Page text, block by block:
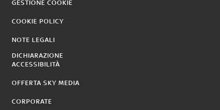
GESTIONE COOKIE
COOKIE POLICY
NOTE LEGALI
DICHIARAZIONE
ACCESSIBILITÀ
OFFERTA SKY MEDIA
CORPORATE